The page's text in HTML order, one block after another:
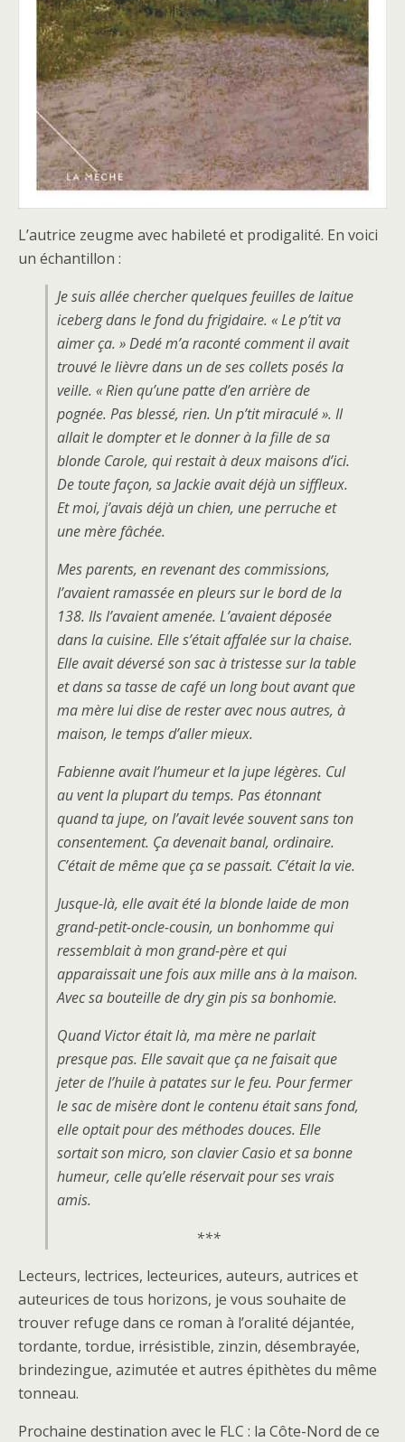
L’autrice zeugme avec habileté et prodigalité. En voici
un échantillon :
Je suis allée chercher quelques feuilles de laitue
iceberg dans le fond du frigidaire. « Le p’tit va
aimer ça. » Dedé m’a raconté comment il avait
trouvé le lièvre dans un de ses collets posés la
veille. « Rien qu’une patte d’en arrière de
pognée. Pas blessé, rien. Un p’tit miraculé ». Il
allait le dompter et le donner à la fille de sa
blonde Carole, qui restait à deux maisons d’ici.
De toute façon, sa Jackie avait déjà un siffleux.
Et moi, j’avais déjà un chien, une perruche et
une mère fâchée.
Mes parents, en revenant des commissions,
l’avaient ramassée en pleurs sur le bord de la
138. Ils l’avaient amenée. L’avaient déposée
dans la cuisine. Elle s’était affalée sur la chaise.
Elle avait déversé son sac à tristesse sur la table
et dans sa tasse de café un long bout avant que
ma mère lui dise de rester avec nous autres, à
maison, le temps d’aller mieux.
Fabienne avait l’humeur et la jupe légères. Cul
au vent la plupart du temps. Pas étonnant
quand ta jupe, on l’avait levée souvent sans ton
consentement. Ça devenait banal, ordinaire.
C’était de même que ça se passait. C’était la vie.
Jusque-là, elle avait été la blonde laide de mon
grand-petit-oncle-cousin, un bonhomme qui
ressemblait à mon grand-père et qui
apparaissait une fois aux mille ans à la maison.
Avec sa bouteille de dry gin pis sa bonhomie.
Quand Victor était là, ma mère ne parlait
presque pas. Elle savait que ça ne faisait que
jeter de l’huile à patates sur le feu. Pour fermer
le sac de misère dont le contenu était sans fond,
elle optait pour des méthodes douces. Elle
sortait son micro, son clavier Casio et sa bonne
humeur, celle qu’elle réservait pour ses vrais
amis.
***
Lecteurs, lectrices, lecteurices, auteurs, autrices et
auteurices de tous horizons, je vous souhaite de
trouver refuge dans ce roman à l’oralité déjantée,
tordante, tordue, irrésistible, zinzin, désembrayée,
brindezingue, azimutée et autres épithètes du même
tonneau.
Prochaine destination avec le FLC : la Côte-Nord de ce